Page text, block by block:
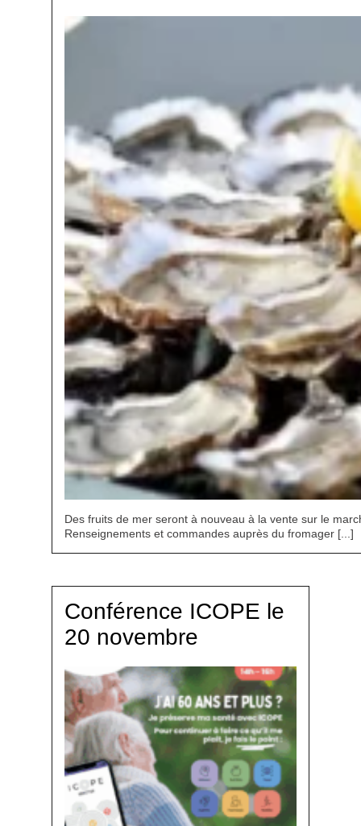
Des fruits de mer seront à nouveau à la vente sur le
Renseignements et commandes auprès du fromager [...]
Conférence ICOPE le
20 novembre